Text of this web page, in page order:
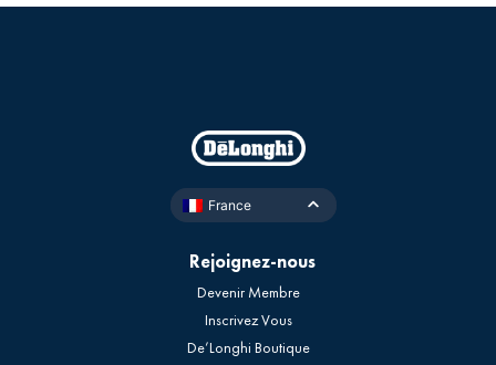
France
Rejoignez-nous
Devenir Membre
Inscrivez Vous
De’Longhi Boutique